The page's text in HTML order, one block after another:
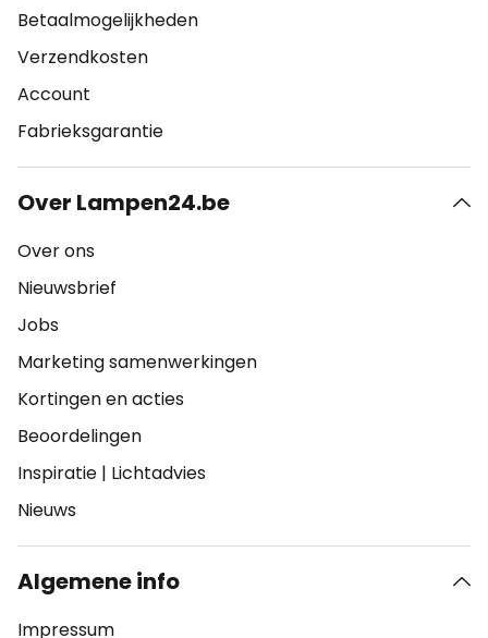
Betaalmogelijkheden
Verzendkosten
Account
Fabrieksgarantie
Over Lampen24.be
Over ons
Nieuwsbrief
Jobs
Marketing samenwerkingen
Kortingen en acties
Beoordelingen
Inspiratie | Lichtadvies
Nieuws
Algemene info
Impressum